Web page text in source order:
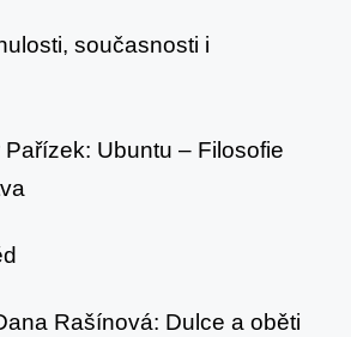
současnosti i
Ubuntu – Filosofie
Rašínová: Dulce a oběti